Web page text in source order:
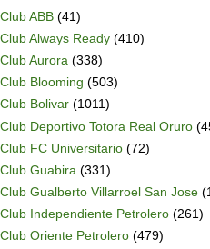
Club ABB (41)
Club Always Ready (410)
Club Aurora (338)
Club Blooming (503)
Club Bolivar (1011)
Club Deportivo Totora Real Oruro
Club FC Universitario (72)
Club Guabira (331)
Club Gualberto Villarroel San Jose
Club Independiente Petrolero (261)
Club Oriente Petrolero (479)